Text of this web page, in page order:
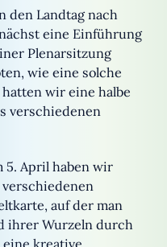
den Landtag nach
eine Einführung
Plenarsitzung
wie eine solche
wir eine halbe
verschiedenen
5. April haben wir
auf der man
ihrer Wurzeln durch